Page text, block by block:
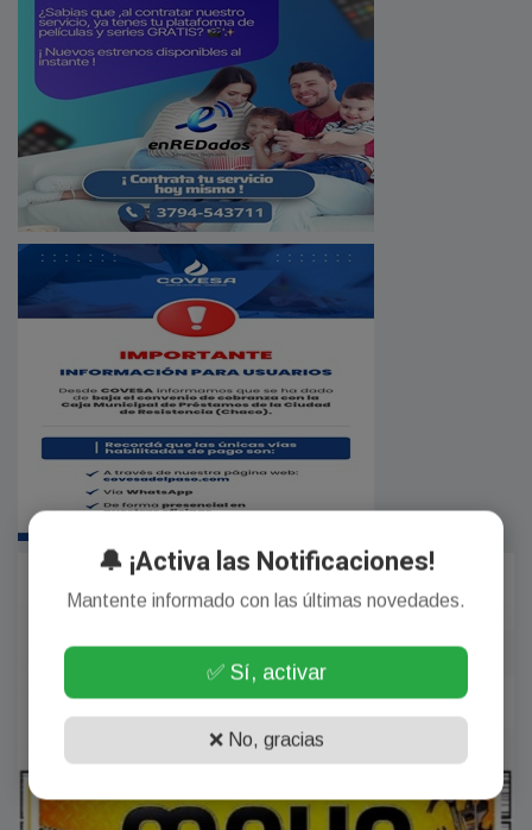
🔔 ¡Activa las Notificaciones!
Mantente informado con las últimas novedades.
✅ Sí, activar
❌ No, gracias